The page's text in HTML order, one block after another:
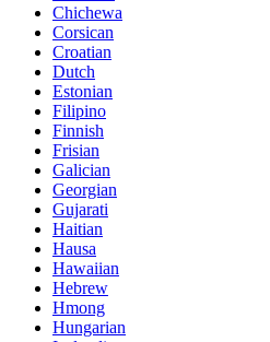
Chichewa
Corsican
Croatian
Dutch
Estonian
Filipino
Finnish
Frisian
Galician
Georgian
Gujarati
Haitian
Hausa
Hawaiian
Hebrew
Hmong
Hungarian